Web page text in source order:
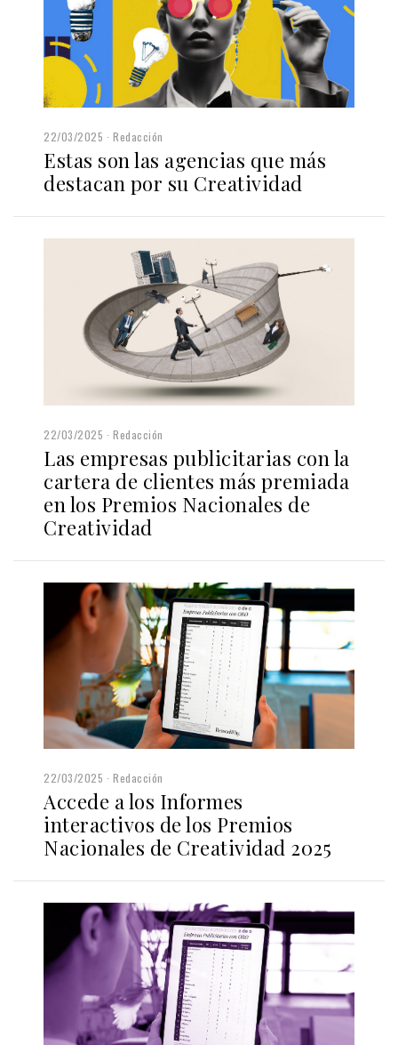
22/03/2025 Redacción
Estas son las agencias que más
destacan por su Creatividad
22/03/2025 Redacción
Las empresas publicitarias con la
cartera de clientes más premiada
en los Premios Nacionales de
Creatividad
22/03/2025 Redacción
Accede a los Informes
interactivos de los Premios
Nacionales de Creatividad 2025